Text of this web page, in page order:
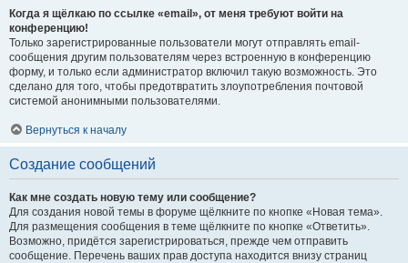
Когда я щёлкаю по ссылке «email», от меня требуют войти на
конференцию!
Только зарегистрированные пользователи могут отправлять email-
сообщения другим пользователям через встроенную в конференцию
форму, и только если администратор включил такую возможность. Это
сделано для того, чтобы предотвратить злоупотребления почтовой
системой анонимными пользователями.
Вернуться к началу
Создание сообщений
Как мне создать новую тему или сообщение?
Для создания новой темы в форуме щёлкните по кнопке «Новая тема».
Для размещения сообщения в теме щёлкните по кнопке «Ответить».
Возможно, придётся зарегистрироваться, прежде чем отправить
сообщение. Перечень ваших прав доступа находится внизу страниц